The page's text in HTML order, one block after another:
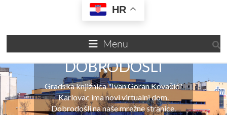
HR
Menu
DOBRODOŠLI
Gradska knjižnica "Ivan Goran Kovačić"
Karlovac ima novi virtualni dom.
Dobrodošli na naše mrežne stranice.